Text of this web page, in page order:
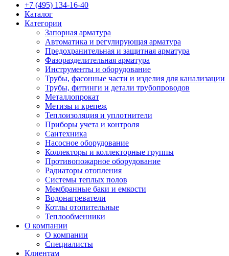
+7 (495) 134-16-40
Каталог
Категории
Запорная арматура
Автоматика и регулирующая арматура
Предохранительная и защитная арматура
Фазоразделительная арматура
Инструменты и оборудование
Трубы, фасонные части и изделия для канализации
Трубы, фитинги и детали трубопроводов
Металлопрокат
Метизы и крепеж
Теплоизоляция и уплотнители
Приборы учета и контроля
Сантехника
Насосное оборудование
Коллекторы и коллекторные группы
Противопожарное оборудование
Радиаторы отопления
Системы теплых полов
Мембранные баки и емкости
Водонагреватели
Котлы отопительные
Теплообменники
О компании
О компании
Специалисты
Клиентам